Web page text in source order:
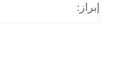
إبراز: